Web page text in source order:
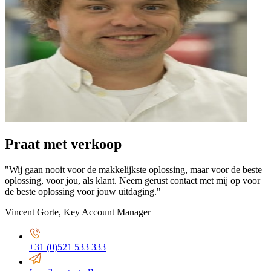
Praat met verkoop
"Wij gaan nooit voor de makkelijkste oplossing, maar voor de beste
oplossing, voor jou, als klant. Neem gerust contact met mij op voor
de beste oplossing voor jouw uitdaging."
Vincent Gorte, Key Account Manager
+31 (0)521 533 333